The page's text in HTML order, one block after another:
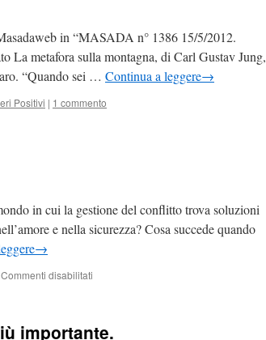
in “MASADA n° 1386 15/5/2012.
metafora sulla montagna, di Carl Gustav Jung,
“Quando sei … Continua a leggere→
Positivi | 1 commento
in cui la gestione del conflitto trova soluzioni
e nella sicurezza? Cosa succede quando
→
Commenti disabilitati
Pace
importante.